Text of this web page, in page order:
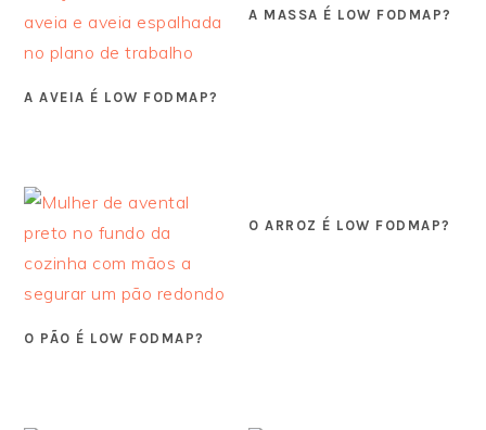
A AVEIA É LOW FODMAP?
A MASSA É LOW FODMAP?
O PÃO É LOW FODMAP?
O ARROZ É LOW FODMAP?